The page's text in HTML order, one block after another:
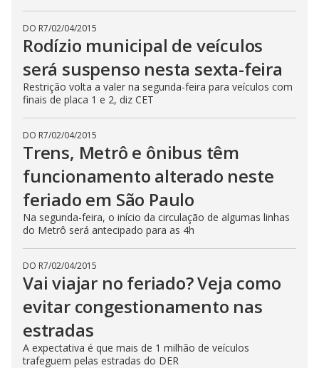
DO R7/02/04/2015
Rodízio municipal de veículos
será suspenso nesta sexta-feira
Restrição volta a valer na segunda-feira para veículos com
finais de placa 1 e 2, diz CET
DO R7/02/04/2015
Trens, Metrô e ônibus têm
funcionamento alterado neste
feriado em São Paulo
Na segunda-feira, o início da circulação de algumas linhas
do Metrô será antecipado para as 4h
DO R7/02/04/2015
Vai viajar no feriado? Veja como
evitar congestionamento nas
estradas
A expectativa é que mais de 1 milhão de veículos
trafeguem pelas estradas do DER